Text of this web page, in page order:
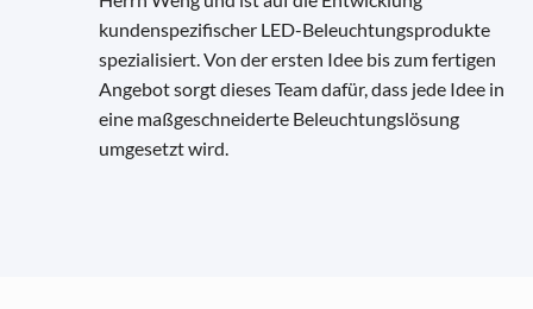
kundenspezifischer LED-Beleuchtungsprodukte
spezialisiert. Von der ersten Idee bis zum fertigen
Angebot sorgt dieses Team dafür, dass jede Idee in
eine maßgeschneiderte Beleuchtungslösung
umgesetzt wird.